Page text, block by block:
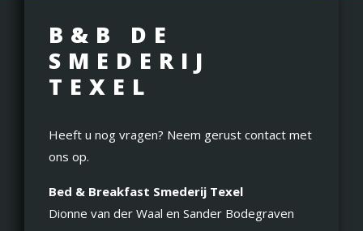
B&B DE
SMEDERIJ
TEXEL
Heeft u nog vragen? Neem gerust contact met
ons op.
Bed & Breakfast Smederij Texel
Dionne van der Waal en Sander Bodegraven